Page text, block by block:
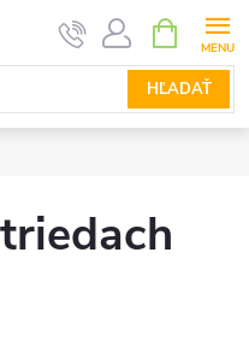
HĽADAŤ
KOŠÍK